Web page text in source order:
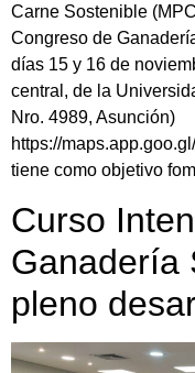
Carne Sostenible
Congreso de
días 15 y 16 de
central, de la
Nro. 4989, Asunción)
https://
tiene como objetivo
Curso
Ganadería
pleno